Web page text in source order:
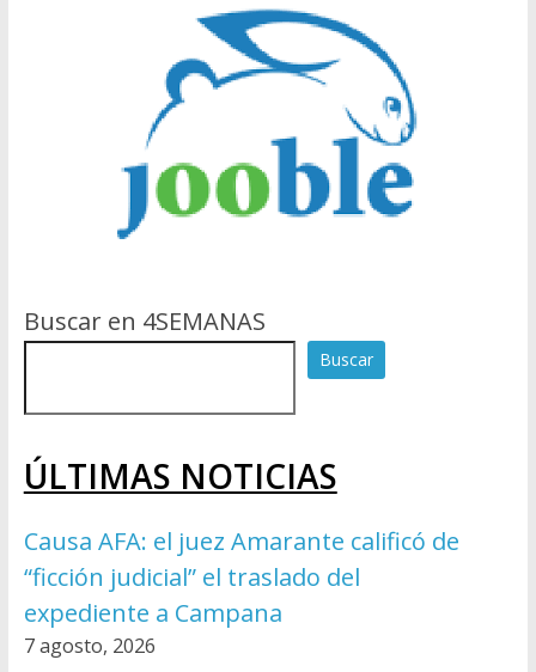
Buscar en 4SEMANAS
Buscar
ÚLTIMAS NOTICIAS
Causa AFA: el juez Amarante calificó de
“ficción judicial” el traslado del
expediente a Campana
7 agosto, 2026